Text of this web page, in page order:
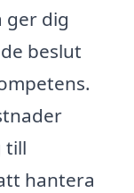
ger dig
beslut
till
hantera